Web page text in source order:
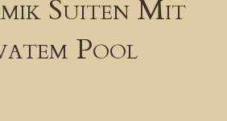
Suiten Mit
Pool